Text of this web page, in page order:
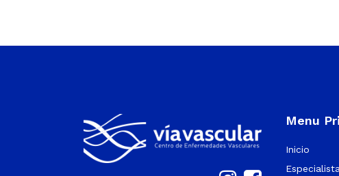
Menu
Inicio